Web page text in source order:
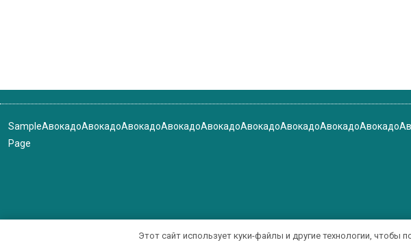
Sample
Page
АвокадоАвокадоАвокадоАвокадоАвокадоАвокадоАвокадоАвокадоАвокадо
Этот сайт использует куки-файлы и другие технологии,